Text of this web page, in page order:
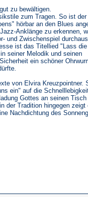
zu bewältigen.
zum Tragen. So ist der
hörbar an den Blues
Anklänge zu erkennen,
und Zwischenspiel durchaus
ist das Titellied "Lass die
seiner Melodik und seinen
ein schöner
von Elvira Kreuzpointner.
ein" auf die
Gottes an seinen Tisch
der Tradition hingegen zeigt
Nachdichtung des